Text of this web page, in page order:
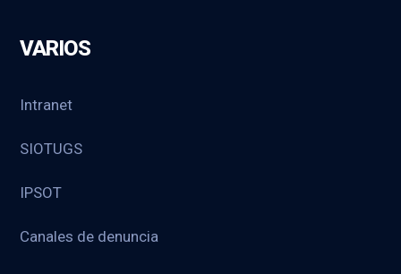
VARIOS
Intranet
SIOTUGS
IPSOT
Canales de denuncia